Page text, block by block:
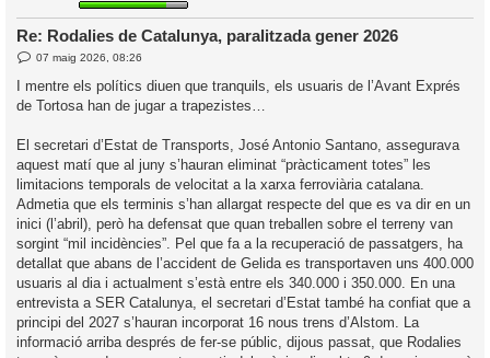
Re: Rodalies de Catalunya, paralitzada gener 2026
E
t
r
07 maig 2026, 08:26
I mentre els polítics diuen que tranquils, els usuaris de l’Avant Exprés
de Tortosa han de jugar a trapezistes…
El secretari d’Estat de Transports, José Antonio Santano, assegurava
aquest matí que al juny s’hauran eliminat “pràcticament totes” les
limitacions temporals de velocitat a la xarxa ferroviària catalana.
Admetia que els terminis s’han allargat respecte del que es va dir en un
inici (l’abril), però ha defensat que quan treballen sobre el terreny van
sorgint “mil incidències”. Pel que fa a la recuperació de passatgers, ha
detallat que abans de l’accident de Gelida es transportaven uns 400.000
usuaris al dia i actualment s’està entre els 340.000 i 350.000. En una
entrevista a SER Catalunya, el secretari d’Estat també ha confiat que a
principi del 2027 s’hauran incorporat 16 nous trens d’Alstom. La
informació arriba després de fer-se públic, dijous passat, que Rodalies